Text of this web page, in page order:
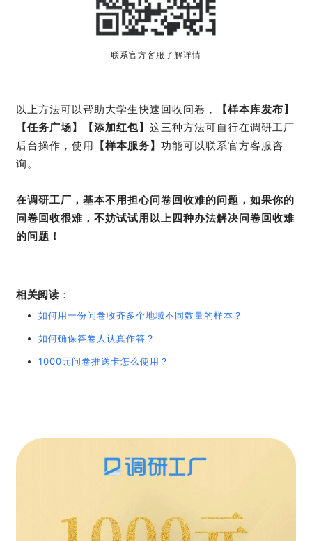
联系官方客服了解详情
以上方法可以帮助大学生快速回收问卷，
【样本库发布】
【任务广场】【添加红包】 这三种方法可自行在调研工厂
后台操作，使用
【样本服务】 功能可以联系官方客服咨
询。
在调研工厂，基本不用担心问卷回收难的问题，如果你的
问卷回收很难，不妨试试用以上四种办法解决问卷回收难
的问题！
相关阅读 ：
如何用一份问卷收齐多个地域不同数量的样本？
如何确保答卷人认真作答？
1000元问卷推送卡怎么使用？